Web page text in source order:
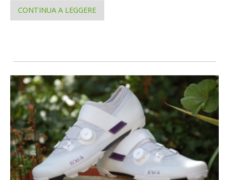
CONTINUA A LEGGERE